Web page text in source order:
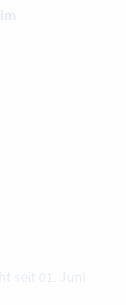
seit 01. Juni